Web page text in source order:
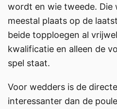
wordt en wie tweede. Die
meestal plaats op de
beide topploegen al
kwalificatie en alleen de
spel staat.
Voor wedders is de
interessanter dan de